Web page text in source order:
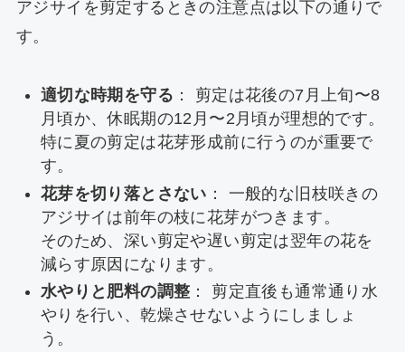
アジサイを剪定するときの注意点は以下の通りで
す。
適切な時期を守る ： 剪定は花後の7月上旬〜8
月頃か、休眠期の12月〜2月頃が理想的です。
特に夏の剪定は花芽形成前に行うのが重要で
す。
花芽を切り落とさない ： 一般的な旧枝咲きの
アジサイは前年の枝に花芽がつきます。
そのため、深い剪定や遅い剪定は翌年の花を
減らす原因になります。
水やりと肥料の調整 ： 剪定直後も通常通り水
やりを行い、乾燥させないようにしましょ
う。